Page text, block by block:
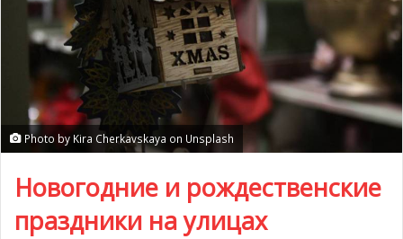
Photo by Kira Cherkavskaya on Unsplash
Новогодние и рождественские
праздники на улицах